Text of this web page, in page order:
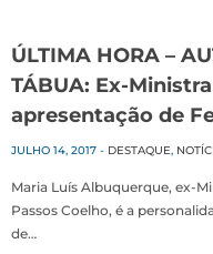
ÚLTIMA HORA –
TÁBUA: Ex-
apresentação de
JULHO 14, 2017 - DESTAQUE,
Maria Luís Albuquerque, ex-
Passos Coelho, é a
de…